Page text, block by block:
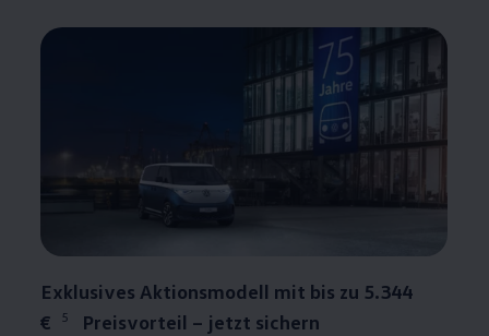
Exklusives Aktionsmodell mit bis zu 5.344
€
5 Preisvorteil – jetzt sichern